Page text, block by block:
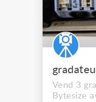
Vend 3
Bytesize